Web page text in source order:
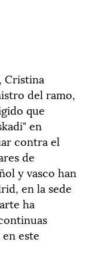
Cristina
del ramo,
que
en
contra el
de
y vasco han
en la sede
ha
este